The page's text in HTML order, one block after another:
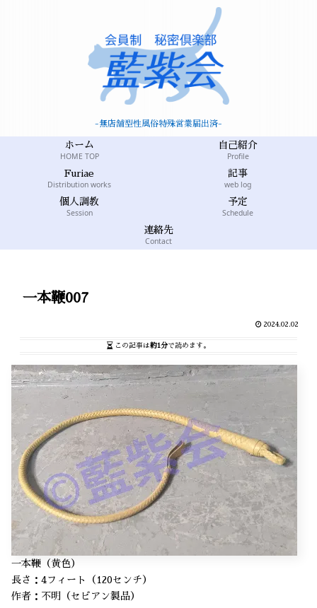
-無店舗型性風俗特殊営業届出済-
ホーム
HOME TOP
自己紹介
Profile
Furiae
Distribution works
記事
web log
個人調教
Session
予定
Schedule
連絡先
Contact
一本鞭007
2024.02.02
この記事は約1分で読めます。
一本鞭（黄色）
長さ：4フィート（120センチ）
作者：不明（セビアン製品）